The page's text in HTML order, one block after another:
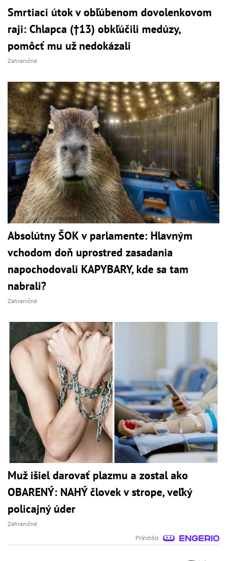
Smrtiaci útok v obľúbenom dovolenkovom
raji: Chlapca (†13) obkľúčili medúzy,
pomôcť mu už nedokázali
Zahraničné
Absolútny ŠOK v parlamente: Hlavným
vchodom doň uprostred zasadania
napochodovali KAPYBARY, kde sa tam
nabrali?
Zahraničné
Muž išiel darovať plazmu a zostal ako
OBARENÝ: NAHÝ človek v strope, veľký
policajný úder
Zahraničné